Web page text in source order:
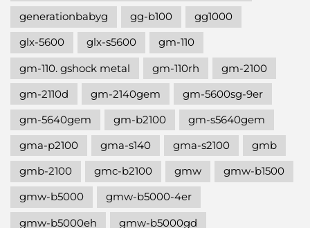
generationbabyg
gg-b100
gg1000
glx-5600
glx-s5600
gm-110
gm-110. gshock metal
gm-110rh
gm-2100
gm-2110d
gm-2140gem
gm-5600sg-9er
gm-5640gem
gm-b2100
gm-s5640gem
gma-p2100
gma-s140 gma-s2100
gmb
gmb-2100
gmc-b2100 gmw
gmw-b1500
gmw-b5000
gmw-b5000-4er
gmw-b5000eh
gmw-b5000gd